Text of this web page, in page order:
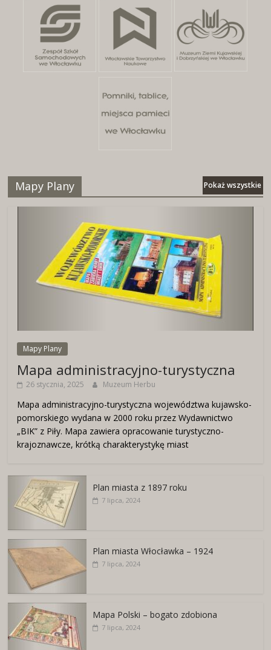
Mapy Plany Pokaż wszystkie
Mapy Plany
Mapa administracyjno-turystyczna
26 stycznia, 2025 Muzeum Herbu
Mapa administracyjno-turystyczna województwa kujawsko-
pomorskiego wydana w 2000 roku przez Wydawnictwo
„BIK” z Piły. Mapa zawiera opracowanie turystyczno-
krajoznawcze, krótką charakterystykę miast
Plan miasta z 1897 roku
7 lipca, 2024
Plan miasta Włocławka – 1924
7 lipca, 2024
Mapa Polski – bogato zdobiona
7 lipca, 2024